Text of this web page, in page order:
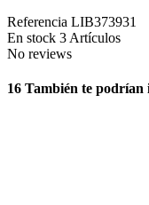
Referencia LIB373931
En stock 3 Artículos
No reviews
16 También te podrían